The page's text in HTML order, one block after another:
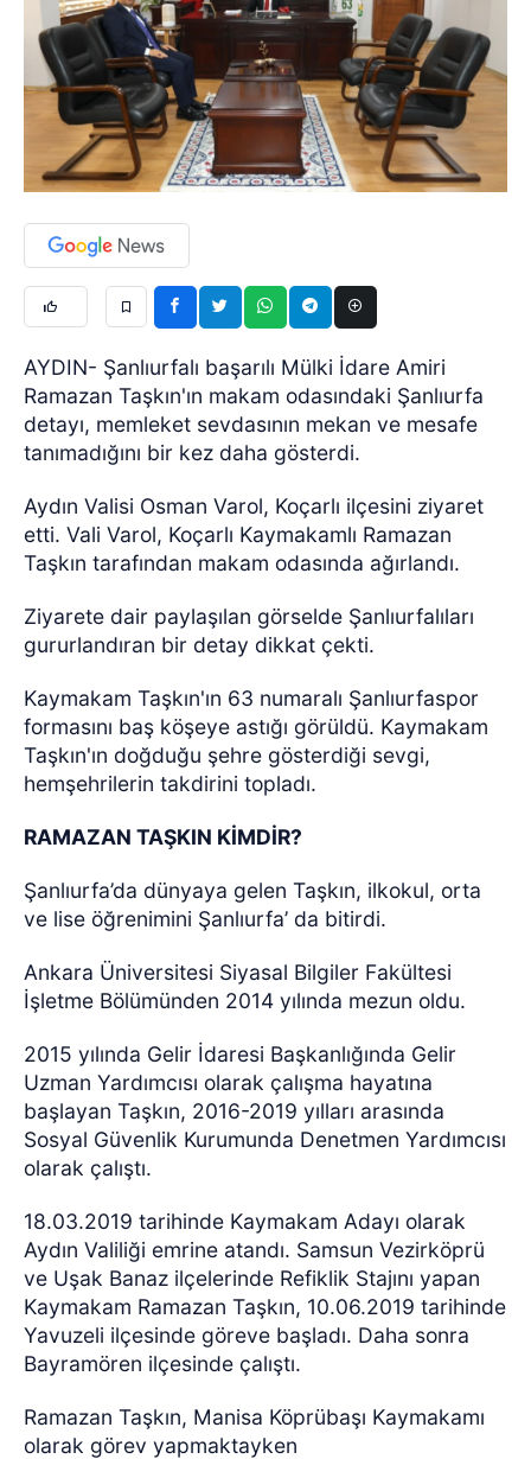
AYDIN- Şanlıurfalı başarılı Mülki İdare Amiri
Ramazan Taşkın'ın makam odasındaki Şanlıurfa
detayı, memleket sevdasının mekan ve mesafe
tanımadığını bir kez daha gösterdi.
Aydın Valisi Osman Varol, Koçarlı ilçesini ziyaret
etti. Vali Varol, Koçarlı Kaymakamlı Ramazan
Taşkın tarafından makam odasında ağırlandı.
Ziyarete dair paylaşılan görselde Şanlıurfalıları
gururlandıran bir detay dikkat çekti.
Kaymakam Taşkın'ın 63 numaralı Şanlıurfaspor
formasını baş köşeye astığı görüldü. Kaymakam
Taşkın'ın doğduğu şehre gösterdiği sevgi,
hemşehrilerin takdirini topladı.
RAMAZAN TAŞKIN KİMDİR?
Şanlıurfa’da dünyaya gelen Taşkın, ilkokul, orta
ve lise öğrenimini Şanlıurfa’ da bitirdi.
Ankara Üniversitesi Siyasal Bilgiler Fakültesi
İşletme Bölümünden 2014 yılında mezun oldu.
2015 yılında Gelir İdaresi Başkanlığında Gelir
Uzman Yardımcısı olarak çalışma hayatına
başlayan Taşkın, 2016-2019 yılları arasında
Sosyal Güvenlik Kurumunda Denetmen Yardımcısı
olarak çalıştı.
18.03.2019 tarihinde Kaymakam Adayı olarak
Aydın Valiliği emrine atandı. Samsun Vezirköprü
ve Uşak Banaz ilçelerinde Refiklik Stajını yapan
Kaymakam Ramazan Taşkın, 10.06.2019 tarihinde
Yavuzeli ilçesinde göreve başladı. Daha sonra
Bayramören ilçesinde çalıştı.
Ramazan Taşkın, Manisa Köprübaşı Kaymakamı
olarak görev yapmaktayken